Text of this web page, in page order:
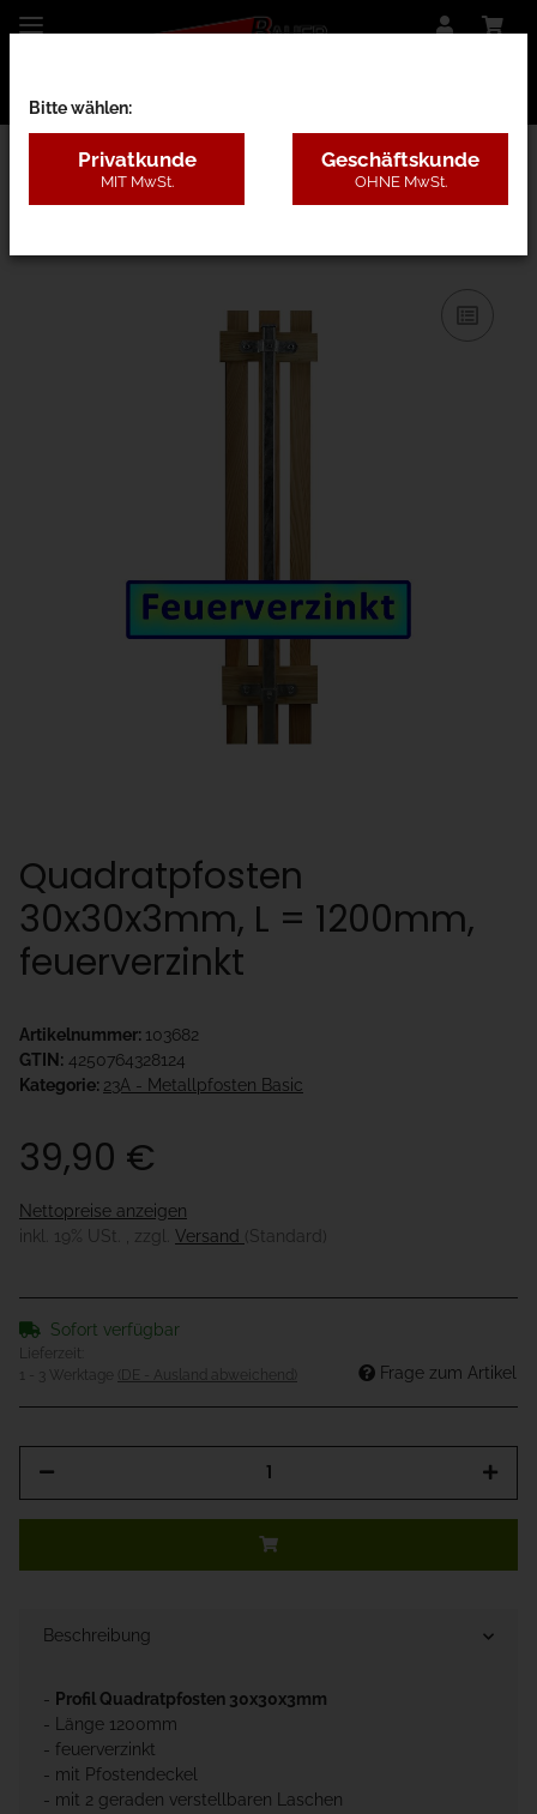
23A - Metallpfosten Basic
Quadratpfosten
30x30x3mm, L = 1200mm,
feuerverzinkt
Artikelnummer: 103682
GTIN: 4250764328124
Kategorie: 23A - Metallpfosten Basic
39,90 €
Nettopreise anzeigen
inkl. 19% USt. , zzgl. Versand (Standard)
Sofort verfügbar
Lieferzeit:
1 - 3 Werktage
(DE - Ausland abweichend) Frage zum Artikel
Beschreibung
- Profil Quadratpfosten 30x30x3mm
- Länge 1200mm
- feuerverzinkt
- mit Pfostendeckel
- mit 2 geraden verstellbaren Laschen
Bitte wählen:
Privatkunde
MIT MwSt.
Geschäftskunde
OHNE MwSt.